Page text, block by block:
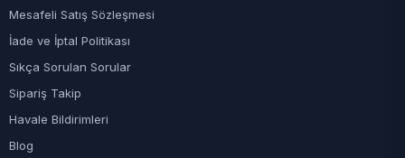
Mesafeli Satış Sözleşmesi
İade ve İptal Politikası
Sıkça Sorulan Sorular
Sipariş Takip
Havale Bildirimleri
Blog